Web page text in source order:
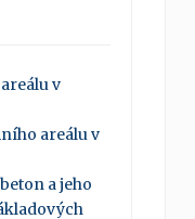
v
areálu v
a jeho